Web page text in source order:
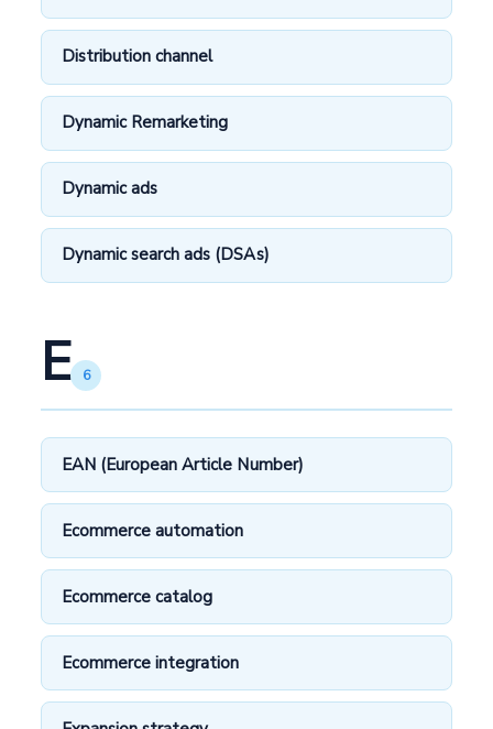
Distribution channel
Dynamic Remarketing
Dynamic ads
Dynamic search ads (DSAs)
E 6
EAN (European Article Number)
Ecommerce automation
Ecommerce catalog
Ecommerce integration